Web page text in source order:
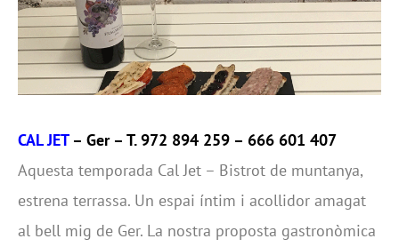
CAL JET– Ger – T. 972 894 259 – 666 601 407
Aquesta temporada Cal Jet – Bistrot de muntanya,
estrena terrassa. Un espai íntim i acollidor amagat
al bell mig de Ger. La nostra proposta gastronòmica